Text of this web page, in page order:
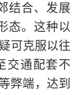
结合、发展
态。这种以
可克服以往
交通配套不
弊端，达到